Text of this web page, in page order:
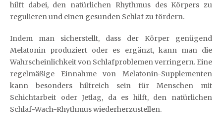
hilft dabei, den natürlichen Rhythmus des Körpers zu
regulieren und einen gesunden Schlaf zu fördern.
Indem man sicherstellt, dass der Körper genügend
Melatonin produziert oder es ergänzt, kann man die
Wahrscheinlichkeit von Schlafproblemen verringern. Eine
regelmäßige Einnahme von Melatonin-Supplementen
kann besonders hilfreich sein für Menschen mit
Schichtarbeit oder Jetlag, da es hilft, den natürlichen
Schlaf-Wach-Rhythmus wiederherzustellen.